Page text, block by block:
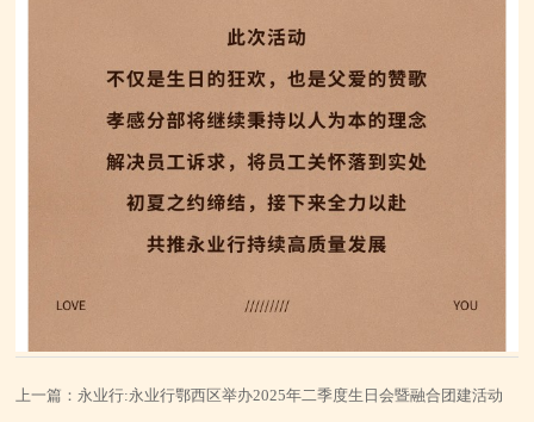
上一篇：永业行:永业行鄂西区举办2025年二季度生日会暨融合团建活动